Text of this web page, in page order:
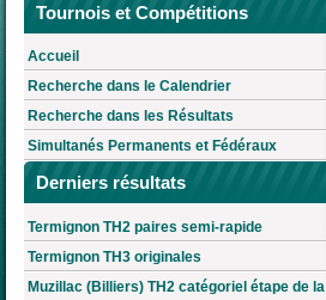
Tournois et Compétitions
Accueil
Recherche dans le Calendrier
Recherche dans les Résultats
Simultanés Permanents et Fédéraux
Derniers résultats
Termignon TH2 paires semi-rapide
Termignon TH3 originales
Muzillac (Billiers) TH2 catégoriel étape de la